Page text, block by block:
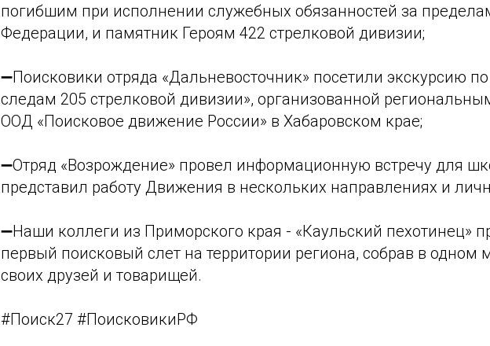
погибшим при исполнении служебных обязанностей за
Федерации, и памятник Героям 422 стрелковой дивизии;
➖Поисковики отряда «Дальневосточник» посетили экскурсию
следам 205 стрелковой дивизии», организованной
ООД «Поисковое движение России» в Хабаровском крае;
➖Отряд «Возрождение» провел информационную встречу для
представил работу Движения в нескольких направлениях и
➖Наши коллеги из Приморского края - «Каульский пехотинец»
первый поисковый слет на территории региона, собрав в одном
своих друзей и товарищей.
#Поиск27 #ПоисковикиРФ